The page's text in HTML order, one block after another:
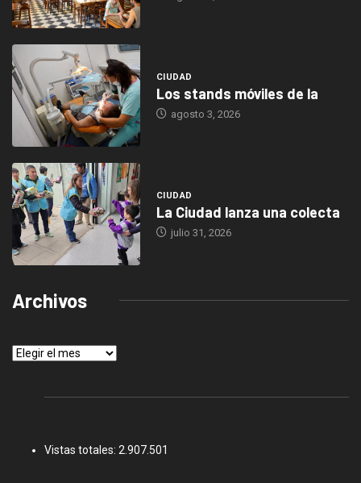
CIUDAD
Los stands móviles de la
agosto 3, 2026
CIUDAD
La Ciudad lanza una colecta
julio 31, 2026
Archivos
Archivos
Vistas totales: 2.907.501